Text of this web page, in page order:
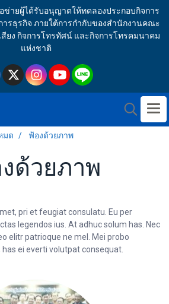
ข่ายผู้ได้รับอนุญาตให้ทดลองประกอบกิจการ
ารธุรกิจ ภายใต้การกำกับของสำนักงานคณะ
สียง กิจการโทรทัศน์ และกิจการโทรคมนาคม
แห่งชาติ
มด ฟ้องด้วยภาพ
ด้วยภาพ
pri et feugiat consulatu. Eu per
legendos ius. At adhuc solum has. Nec
elitr patrioque ne mel. Mei probo
ei everti volutpat consequat.